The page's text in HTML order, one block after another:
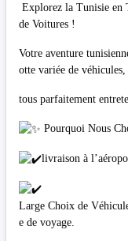
Explorez la Tunisie en
de Voitures !
Votre aventure
otte variée de véhicules,
tous parfaitement
Pourquoi Nous
livraison à
Large Choix de
e de voyage.